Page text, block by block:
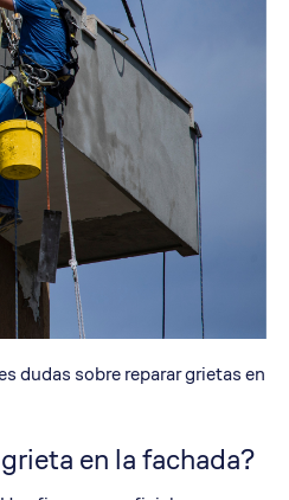
dudas sobre reparar grietas en
en la fachada?